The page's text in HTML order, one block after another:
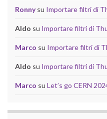
Ronnysu Importare filtri di
Aldo su Importare filtri di
Marco su Importare filtri di
Aldo su Importare filtri di
Marco su Let’s go CERN